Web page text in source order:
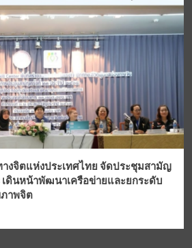
งจิตแห่งประเทศไทย จัดประชุมสามัญ
เดินหน้าพัฒนาเครือข่ายและยกระดับ
าพจิต